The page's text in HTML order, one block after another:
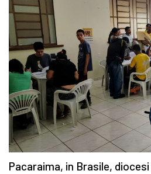
Pacaraima, in Brasile,